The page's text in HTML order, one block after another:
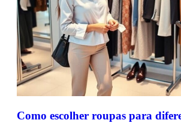
Como escolher roupas para